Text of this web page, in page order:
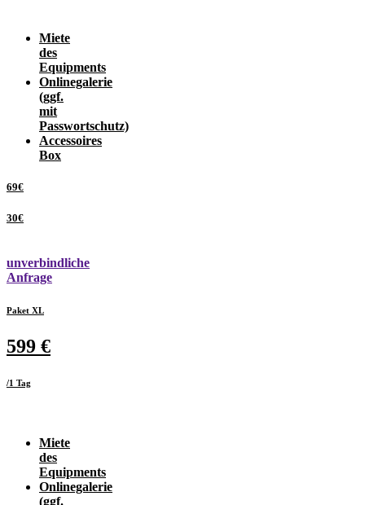
Miete
des
Equipments
Onlinegalerie
(ggf.
mit
Passwortschutz)
Accessoires
Box
69€
30€
unverbindliche
Anfrage
Paket XL
599 €
/1 Tag
Miete
des
Equipments
Onlinegalerie
(ggf.